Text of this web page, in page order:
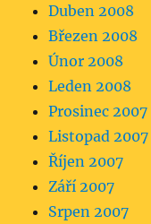
Duben 2008
Březen 2008
Únor 2008
Leden 2008
Prosinec 2007
Listopad 2007
Říjen 2007
Září 2007
Srpen 2007